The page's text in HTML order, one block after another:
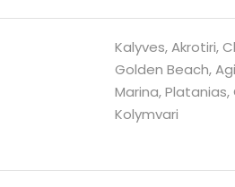
Kalyves, Akrotiri,
Golden Beach,
Marina,
Kolymvari